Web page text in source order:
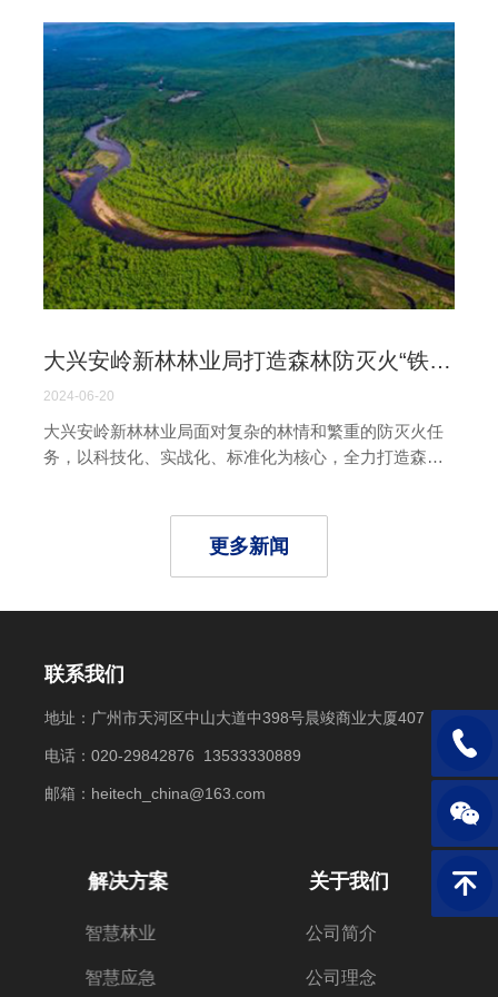
的重要载体。随着《云南省古茶树保护条例》的实施和
国家林业行业标准《古茶树》的执行，古茶树的鉴别和
保护将更加精准。这些措施有助于实现古茶树资源的科
学保护与合理利用。
大兴安岭新林林业局打造森林防灭火“铁军”
2024-06-20
大兴安岭新林林业局面对复杂的林情和繁重的防灭火任
务，以科技化、实战化、标准化为核心，全力打造森林
林防火感知系统，实现智能化指挥与监控。此外，加强
专业队伍标准化建设，配齐先进设备，建立特种扑火分
起雷击森林火灾，平均灭火时间仅73分钟，展现了“打
更多新闻
联系我们
地址：广州市天河区中山大道中398号晨竣商业大厦407
电话：020-29842876 13533330889
邮箱：heitech_china@163.com
解决方案
智慧林业
智慧应急
关于我们
公司简介
公司理念
电话
返回